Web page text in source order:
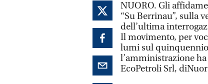
NUORO. Gli
“Su Berrinau”, sulla
dell’ultima
Il movimento, per
lumi sul
l’amministrazione
EcoPetroli Srl,